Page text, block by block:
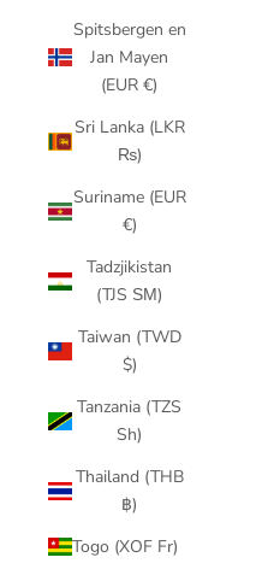
Spitsbergen en
Jan Mayen
(EUR €)
Sri Lanka (LKR
₨)
Suriname (EUR
€)
Tadzjikistan
(TJS ЅМ)
Taiwan (TWD
$)
Tanzania (TZS
Sh)
Thailand (THB
฿)
Togo (XOF Fr)